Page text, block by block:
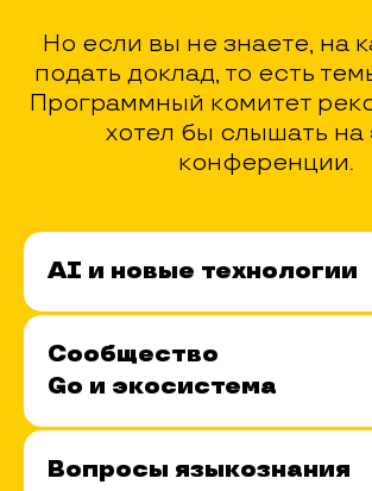
Но если вы не знаете, на
подать доклад, то есть
Программный комитет
хотел бы слышать на
конференции.
AI и новые технологии
Сообщество
Go и экосистема
Вопросы языкознания